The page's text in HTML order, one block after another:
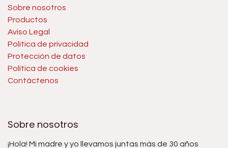
Sobre nosotros
Productos
Aviso Legal
Política de privacidad
Protección de datos
Política de cookies
Contáctenos
Sobre nosotros
¡Hola! Mi madre y yo llevamos juntas más de 30 años